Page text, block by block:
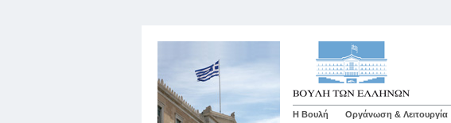
Η Βουλή Οργάνωση & Λειτουργία